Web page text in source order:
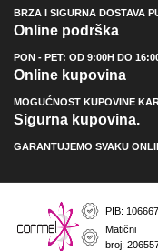
BRZA I SIGURNA DOSTAVA
Online podrška
PON - PET: OD 9:00H DO
Online kupovina
MOGUĆNOST KUPOVINE
Sigurna kupovina.
GARANTUJEMO SVAKU
PIB:
Matični
broj: